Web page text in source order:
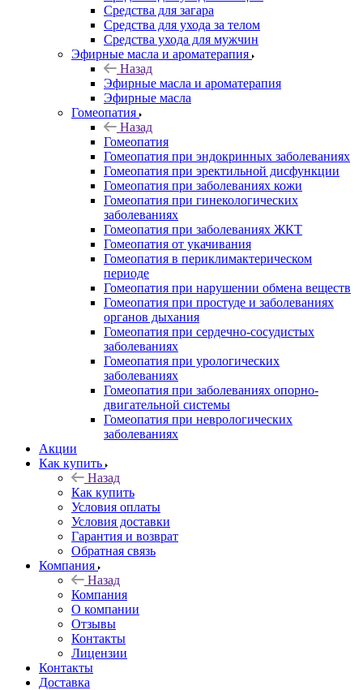
Средства для загара
Средства для ухода за телом
Средства ухода для мужчин
Эфирные масла и ароматерапия
Назад
Эфирные масла и ароматерапия
Эфирные масла
Гомеопатия
Назад
Гомеопатия
Гомеопатия при эндокринных заболеваниях
Гомеопатия при эректильной дисфункции
Гомеопатия при заболеваниях кожи
Гомеопатия при гинекологических
заболеваниях
Гомеопатия при заболеваниях ЖКТ
Гомеопатия от укачивания
Гомеопатия в периклимактерическом
периоде
Гомеопатия при нарушении обмена веществ
Гомеопатия при простуде и заболеваниях
органов дыхания
Гомеопатия при сердечно-сосудистых
заболеваниях
Гомеопатия при урологических
заболеваниях
Гомеопатия при заболеваниях опорно-
двигательной системы
Гомеопатия при неврологических
заболеваниях
Акции
Как купить
Назад
Как купить
Условия оплаты
Условия доставки
Гарантия и возврат
Обратная связь
Компания
Назад
Компания
О компании
Отзывы
Контакты
Лицензии
Контакты
Доставка